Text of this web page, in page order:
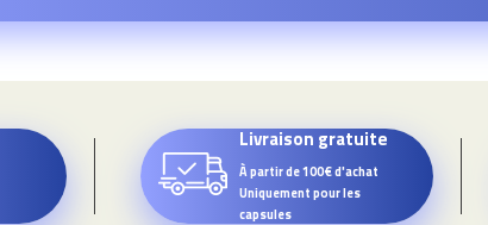
Livraison gratuite
À partir de 100€ d'achat
Uniquement pour les
capsules